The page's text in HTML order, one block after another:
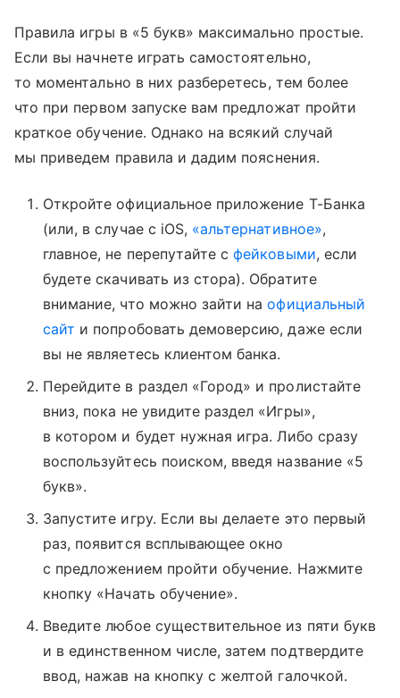
Правила игры в «5 букв» максимально простые.
Если вы начнете играть самостоятельно,
то моментально в них разберетесь, тем более
что при первом запуске вам предложат пройти
краткое обучение. Однако на всякий случай
мы приведем правила и дадим пояснения.
Откройте официальное приложение Т-Банка
(или, в случае с iOS, «альтернативное»,
главное, не перепутайте сфейковыми, если
будете скачивать из стора). Обратите
внимание, что можно зайти наофициальный
сайт и попробовать демоверсию, даже если
вы не являетесь клиентом банка.
Перейдите в раздел «Город» и пролистайте
вниз, пока не увидите раздел «Игры»,
в котором и будет нужная игра. Либо сразу
воспользуйтесь поиском, введя название «5
букв».
Запустите игру. Если вы делаете это первый
раз, появится всплывающее окно
с предложением пройти обучение. Нажмите
кнопку «Начать обучение».
Введите любое существительное из пяти букв
и в единственном числе, затем подтвердите
ввод, нажав на кнопку с желтой галочкой.